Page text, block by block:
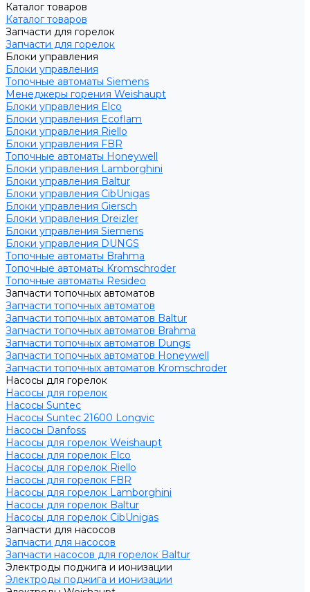
Каталог товаров
Каталог товаров
Запчасти для горелок
Запчасти для горелок
Блоки управления
Блоки управления
Топочные автоматы Siemens
Менеджеры горения Weishaupt
Блоки управления Elco
Блоки управления Ecoflam
Блоки управления Riello
Блоки управления FBR
Топочные автоматы Honeywell
Блоки управления Lamborghini
Блоки управления Baltur
Блоки управления CibUnigas
Блоки управления Giersch
Блоки управления Dreizler
Блоки управления Siemens
Блоки управления DUNGS
Топочные автоматы Brahma
Топочные автоматы Kromschroder
Топочные автоматы Resideo
Запчасти топочных автоматов
Запчасти топочных автоматов
Запчасти топочных автоматов Baltur
Запчасти топочных автоматов Brahma
Запчасти топочных автоматов Dungs
Запчасти топочных автоматов Honeywell
Запчасти топочных автоматов Kromschroder
Насосы для горелок
Насосы для горелок
Насосы Suntec
Насосы Suntec 21600 Longvic
Насосы Danfoss
Насосы для горелок Weishaupt
Насосы для горелок Elco
Насосы для горелок Riello
Насосы для горелок FBR
Насосы для горелок Lamborghini
Насосы для горелок Baltur
Насосы для горелок CibUnigas
Запчасти для насосов
Запчасти для насосов
Запчасти насосов для горелок Baltur
Электроды поджига и ионизации
Электроды поджига и ионизации